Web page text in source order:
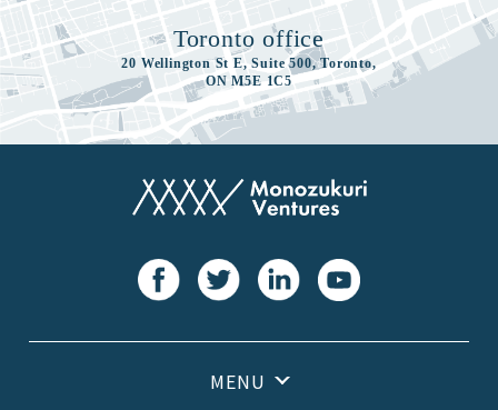
Toronto office
20 Wellington St E, Suite 500, Toronto,
ON M5E 1C5